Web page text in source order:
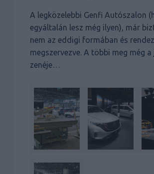
A legközelebbi Genfi Autószalon
egyáltalán lesz még ilyen), már
nem az eddigi formában és
megszervezve. A többi meg még a
zenéje…